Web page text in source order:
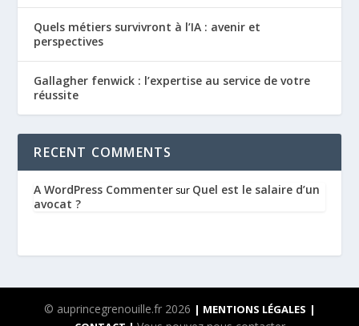
Quels métiers survivront à l’IA : avenir et
perspectives
Gallagher fenwick : l’expertise au service de votre
réussite
RECENT COMMENTS
A WordPress Commenter sur Quel est le salaire d’un
avocat ?
© auprincegrenouille.fr 2026 | MENTIONS LÉGALES |